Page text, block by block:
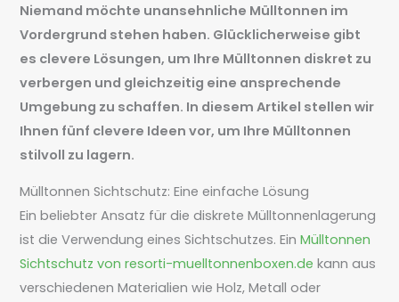
Niemand möchte unansehnliche Mülltonnen im
Vordergrund stehen haben. Glücklicherweise gibt
es clevere Lösungen, um Ihre Mülltonnen diskret zu
verbergen und gleichzeitig eine ansprechende
Umgebung zu schaffen. In diesem Artikel stellen wir
Ihnen fünf clevere Ideen vor, um Ihre Mülltonnen
stilvoll zu lagern.
Mülltonnen Sichtschutz: Eine einfache Lösung
Ein beliebter Ansatz für die diskrete Mülltonnenlagerung
ist die Verwendung eines Sichtschutzes. EinMülltonnen
Sichtschutz von resorti-muelltonnenboxen.de kann aus
verschiedenen Materialien wie Holz, Metall oder